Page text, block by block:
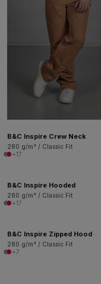
B&C Inspire Crew Neck
280 g/m² / Classic Fit
+17
B&C Inspire Hooded
280 g/m² / Classic Fit
+17
B&C Inspire Zipped Hood
280 g/m² / Classic Fit
+7